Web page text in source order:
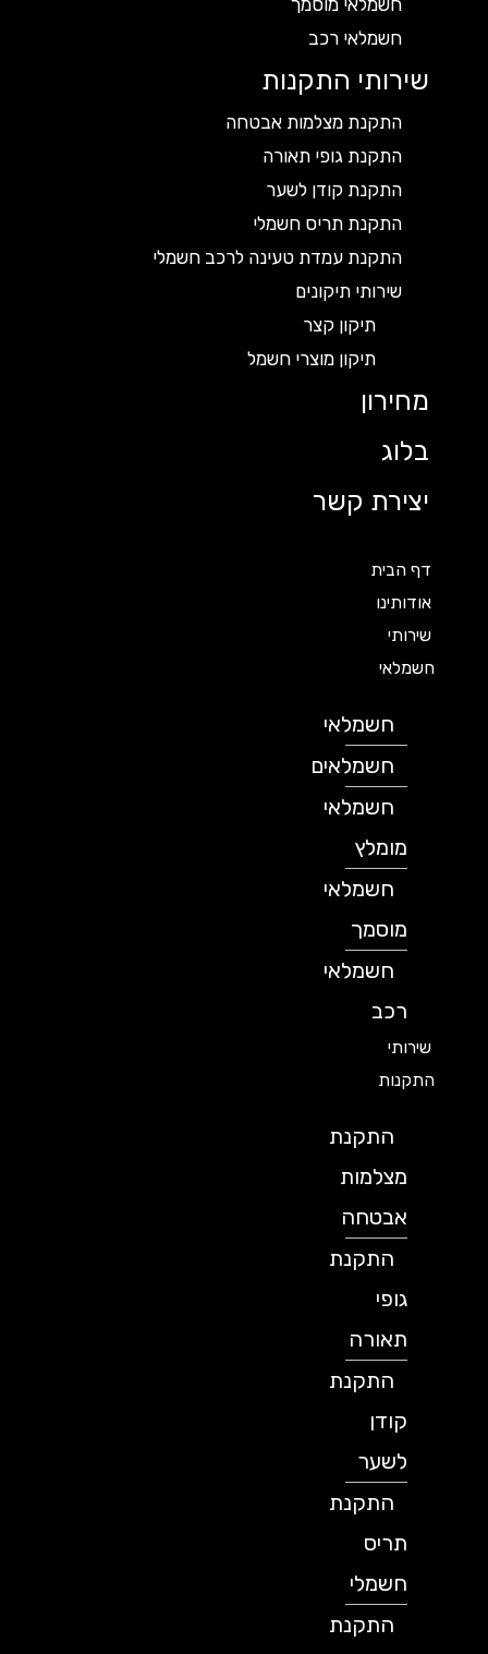
חשמלאי רכב
שירותי התקנות
התקנת מצלמות אבטחה
התקנת גופי תאורה
התקנת קודן לשער
התקנת תריס חשמלי
התקנת עמדת טעינה לרכב חשמלי
שירותי תיקונים
תיקון קצר
תיקון מוצרי חשמל
מחירון
בלוג
יצירת קשר
דף הבית
אודותינו
שירותי
חשמלאי
חשמלאי
חשמלאים
חשמלאי
מומלץ
חשמלאי
מוסמך
חשמלאי
שירותי
התקנות
התקנת
מצלמות
אבטחה
התקנת
תאורה
התקנת
לשער
התקנת
תריס
חשמלי
התקנת